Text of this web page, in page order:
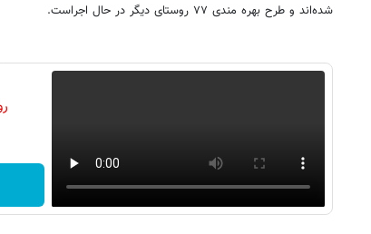
شده‌اند و طرح بهره مندی ۷۷ روستای دیگر در حال اجراست.